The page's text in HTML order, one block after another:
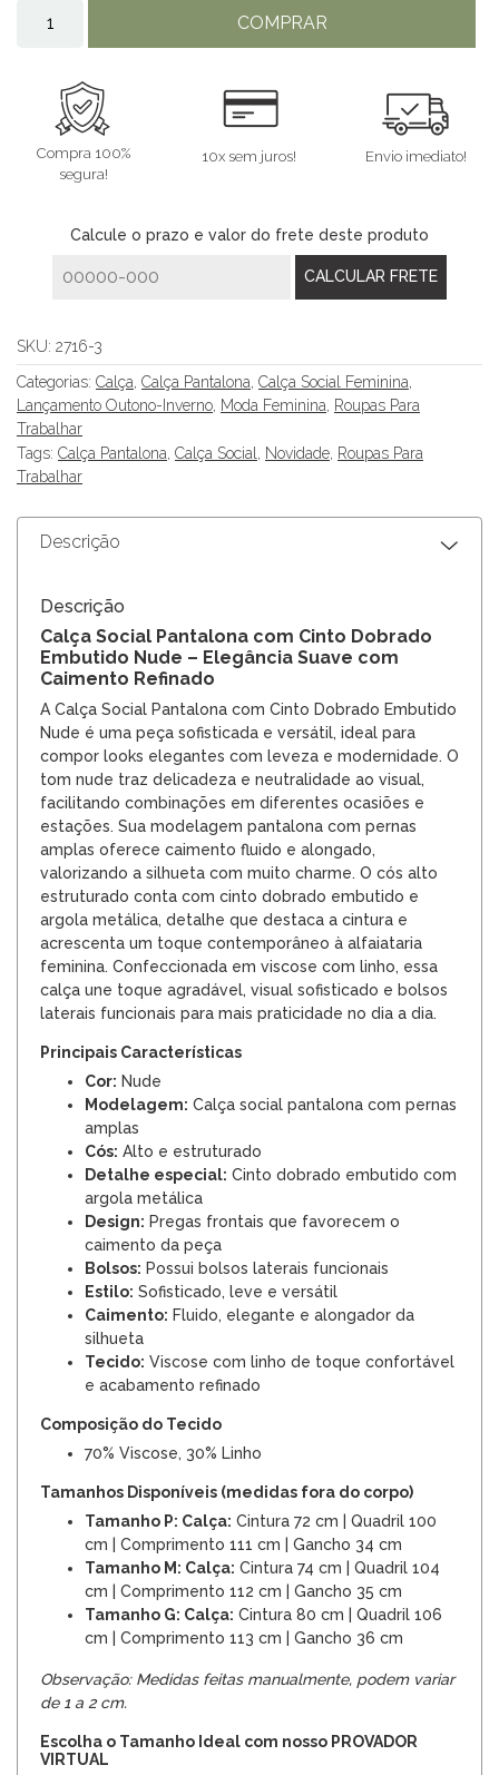
COMPRAR
Compra 100%
segura!
10x sem juros! Envio imediato!
Calcule o prazo e valor do frete deste produto
SKU: 2716-3
Categorias: Calça, Calça Pantalona, Calça Social Feminina,
Lançamento Outono-Inverno, Moda Feminina, Roupas Para
Trabalhar
Tags: Calça Pantalona, Calça Social, Novidade, Roupas Para
Trabalhar
Descrição
Descrição
Calça Social Pantalona com Cinto Dobrado
Embutido Nude – Elegância Suave com
Caimento Refinado
A Calça Social Pantalona com Cinto Dobrado Embutido
Nude é uma peça sofisticada e versátil, ideal para
compor looks elegantes com leveza e modernidade. O
tom nude traz delicadeza e neutralidade ao visual,
facilitando combinações em diferentes ocasiões e
estações. Sua modelagem pantalona com pernas
amplas oferece caimento fluido e alongado,
valorizando a silhueta com muito charme. O cós alto
estruturado conta com cinto dobrado embutido e
argola metálica, detalhe que destaca a cintura e
acrescenta um toque contemporâneo à alfaiataria
feminina. Confeccionada em viscose com linho, essa
calça une toque agradável, visual sofisticado e bolsos
laterais funcionais para mais praticidade no dia a dia.
Principais Características
Cor: Nude
Modelagem: Calça social pantalona com pernas
amplas
Cós: Alto e estruturado
Detalhe especial: Cinto dobrado embutido com
argola metálica
Design: Pregas frontais que favorecem o
caimento da peça
Bolsos: Possui bolsos laterais funcionais
Estilo: Sofisticado, leve e versátil
Caimento: Fluido, elegante e alongador da
silhueta
Tecido: Viscose com linho de toque confortável
e acabamento refinado
Composição do Tecido
70% Viscose, 30% Linho
Tamanhos Disponíveis (medidas fora do corpo)
Tamanho P: Calça: Cintura 72 cm | Quadril 100
cm | Comprimento 111 cm | Gancho 34 cm
Tamanho M: Calça: Cintura 74 cm | Quadril 104
cm | Comprimento 112 cm | Gancho 35 cm
Tamanho G: Calça: Cintura 80 cm | Quadril 106
cm | Comprimento 113 cm | Gancho 36 cm
Observação: Medidas feitas manualmente, podem variar
de 1 a 2 cm.
Escolha o Tamanho Ideal com nosso PROVADOR
VIRTUAL